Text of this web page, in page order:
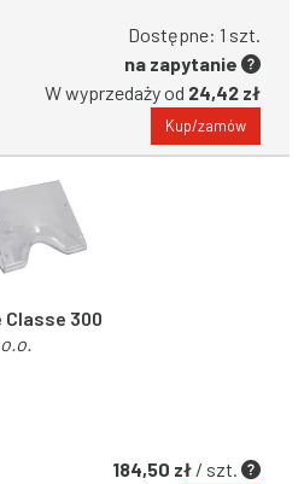
Dostępne: 1 szt.
na zapytanie
W wyprzedaży od 24,42 zł
Kup/zamów
300
184,50 zł / szt.